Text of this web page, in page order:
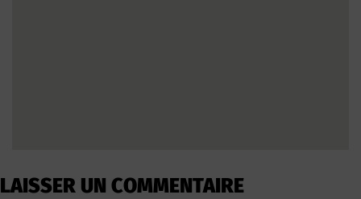
LAISSER UN COMMENTAIRE